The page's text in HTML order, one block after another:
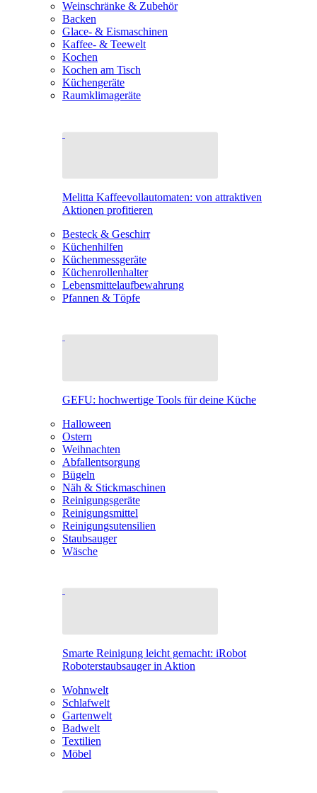
Weinschränke & Zubehör
Backen
Glace- & Eismaschinen
Kaffee- & Teewelt
Kochen
Kochen am Tisch
Küchengeräte
Raumklimageräte
Melitta Kaffeevollautomaten: von attraktiven
Aktionen profitieren
Besteck & Geschirr
Küchenhilfen
Küchenmessgeräte
Küchenrollenhalter
Lebensmittelaufbewahrung
Pfannen & Töpfe
GEFU: hochwertige Tools für deine Küche
Halloween
Ostern
Weihnachten
Abfallentsorgung
Bügeln
Näh & Stickmaschinen
Reinigungsgeräte
Reinigungsmittel
Reinigungsutensilien
Staubsauger
Wäsche
Smarte Reinigung leicht gemacht: iRobot
Roboterstaubsauger in Aktion
Wohnwelt
Schlafwelt
Gartenwelt
Badwelt
Textilien
Möbel